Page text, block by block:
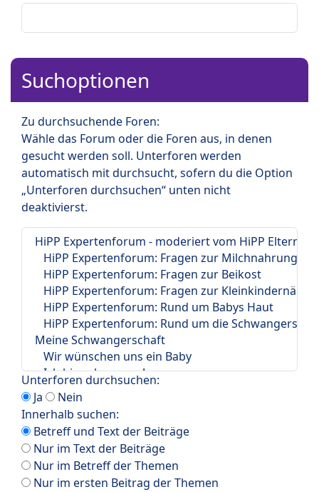
Suchoptionen
Zu durchsuchende Foren:
Wähle das Forum oder die Foren aus, in denen
gesucht werden soll. Unterforen werden
automatisch mit durchsucht, sofern du die Option
„Unterforen durchsuchen“ unten nicht
deaktivierst.
Unterforen durchsuchen:
Ja
Nein
Innerhalb suchen:
Betreff und Text der Beiträge
Nur im Text der Beiträge
Nur im Betreff der Themen
Nur im ersten Beitrag der Themen